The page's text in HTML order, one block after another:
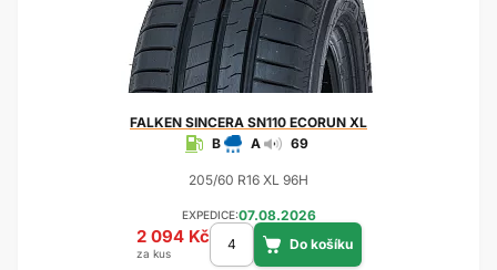
FALKEN SINCERA SN110 ECORUN XL
B
A 69
205/60 R16 XL 96H
EXPEDICE:07.08.2026
2 094 Kč
za kus